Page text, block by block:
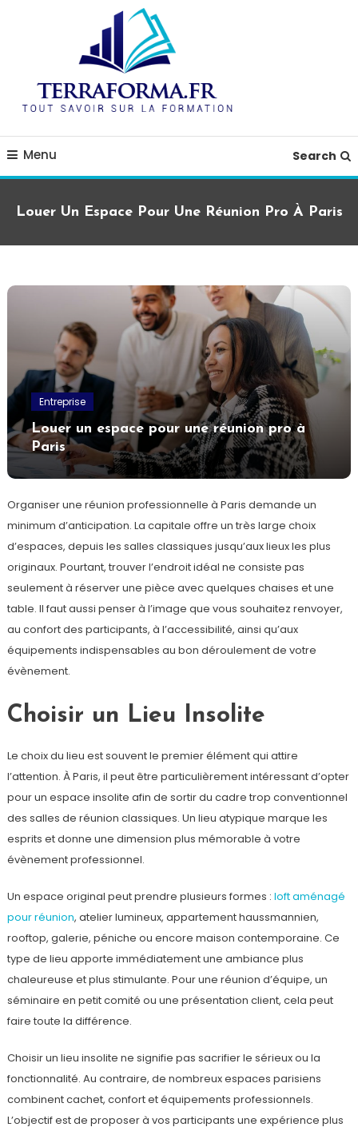
terraforma.fr
Menu Search
Louer Un Espace Pour Une Réunion Pro À Paris
Entreprise
Louer un espace pour une réunion pro à
Paris
Organiser une réunion professionnelle à Paris demande un
minimum d’anticipation. La capitale offre un très large choix
d’espaces, depuis les salles classiques jusqu’aux lieux les plus
originaux. Pourtant, trouver l’endroit idéal ne consiste pas
seulement à réserver une pièce avec quelques chaises et une
table. Il faut aussi penser à l’image que vous souhaitez renvoyer,
au confort des participants, à l’accessibilité, ainsi qu’aux
équipements indispensables au bon déroulement de votre
évènement.
Choisir un Lieu Insolite
Le choix du lieu est souvent le premier élément qui attire
l’attention. À Paris, il peut être particulièrement intéressant d’opter
pour un espace insolite afin de sortir du cadre trop conventionnel
des salles de réunion classiques. Un lieu atypique marque les
esprits et donne une dimension plus mémorable à votre
évènement professionnel.
Un espace original peut prendre plusieurs formes : loft aménagé
pour réunion, atelier lumineux, appartement haussmannien,
rooftop, galerie, péniche ou encore maison contemporaine. Ce
type de lieu apporte immédiatement une ambiance plus
chaleureuse et plus stimulante. Pour une réunion d’équipe, un
séminaire en petit comité ou une présentation client, cela peut
faire toute la différence.
Choisir un lieu insolite ne signifie pas sacrifier le sérieux ou la
fonctionnalité. Au contraire, de nombreux espaces parisiens
combinent cachet, confort et équipements professionnels.
L’objectif est de proposer à vos participants une expérience plus